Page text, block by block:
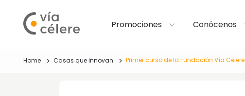
Promociones Conócenos
Home Casas que innovan Primer curso de la Fundación Vía Célere